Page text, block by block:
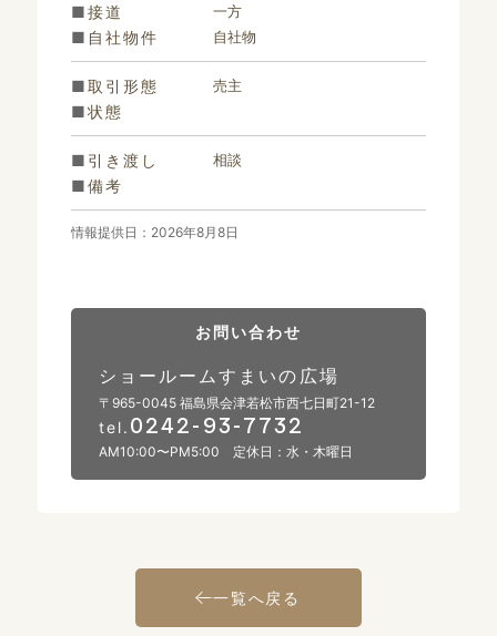
接道 一方
自社物件 自社物
取引形態 売主
状態
引き渡し 相談
備考
情報提供日：2026年8月8日
お問い合わせ
ショールームすまいの広場
〒965-0045 福島県会津若松市西七日町21-12
tel. 0242-93-7732
AM10:00〜PM5:00 定休日：水・木曜日
一覧へ戻る